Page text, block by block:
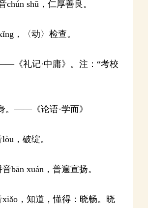
chún shū，仁厚善良。
，〈动〉检查。
《礼记·中庸》。注：“考校
。——《论语·学而》
，破绽。
bān xuán，普遍宣扬。
xiǎo，知道，懂得：晓畅。晓